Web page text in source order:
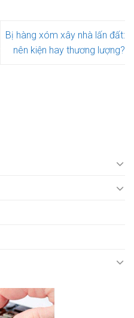
Bị hàng xóm xây nhà lấn đất:
nên kiện hay thương lượng?